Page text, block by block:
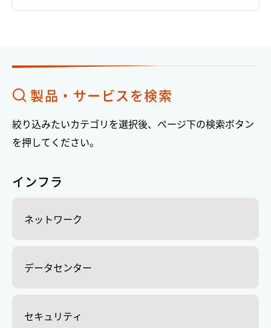
製品・サービスを検索
絞り込みたいカテゴリを選択後、ページ下の検索ボタン
を押してください。
インフラ
ネットワーク
データセンター
セキュリティ